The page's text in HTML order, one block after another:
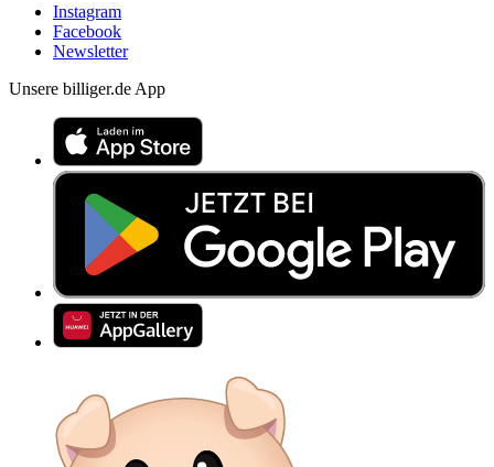
Instagram
Facebook
Newsletter
Unsere billiger.de App